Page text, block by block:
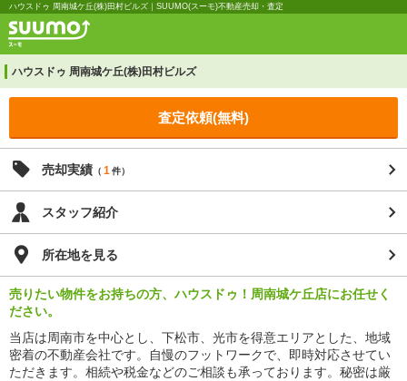
ハウスドゥ 周南城ケ丘(株)田村ビルズ｜SUUMO(スーモ)不動産売却・査定
ハウスドゥ 周南城ケ丘(株)田村ビルズ
査定依頼(無料)
売却実績 （ 1件）
スタッフ紹介
所在地を見る
売りたい物件をお持ちの方、ハウスドゥ！周南城ケ丘店にお任せく
ださい。
当店は周南市を中心とし、下松市、光市を得意エリアとした、地域
密着の不動産会社です。自慢のフットワークで、即時対応させてい
ただきます。相続や税金などのご相談も承っております。秘密は厳